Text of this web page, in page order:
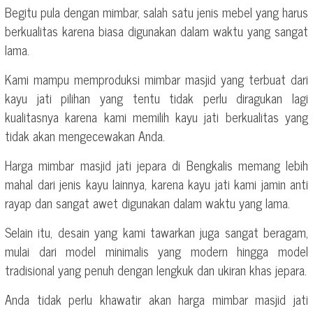
Begitu pula dengan mimbar, salah satu jenis mebel yang harus
berkualitas karena biasa digunakan dalam waktu yang sangat
lama.
Kami mampu memproduksi mimbar masjid yang terbuat dari
kayu jati pilihan yang tentu tidak perlu diragukan lagi
kualitasnya karena kami memilih kayu jati berkualitas yang
tidak akan mengecewakan Anda.
Harga mimbar masjid jati jepara di Bengkalis memang lebih
mahal dari jenis kayu lainnya, karena kayu jati kami jamin anti
rayap dan sangat awet digunakan dalam waktu yang lama.
Selain itu, desain yang kami tawarkan juga sangat beragam,
mulai dari model minimalis yang modern hingga model
tradisional yang penuh dengan lengkuk dan ukiran khas jepara.
Anda tidak perlu khawatir akan harga mimbar masjid jati